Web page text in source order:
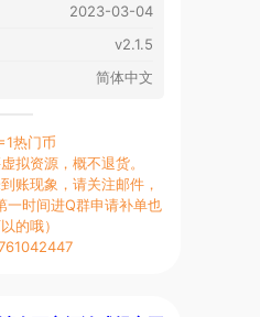
2023-03-04
v2.1.5
简体中文
热门币
拟资源，概不退货。
账现象，请关注邮件，
一时间进Q群申请补单也
的哦）